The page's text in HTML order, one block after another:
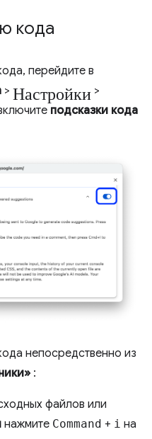
кода
перейдите в
> Настройки >
подсказки кода
непосредственно из
:
файлов или
нажмите Command + i на